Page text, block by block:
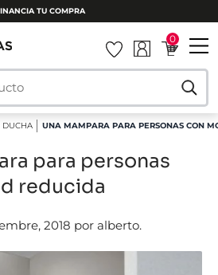
0
DUCHA UNA MAMPARA PARA PERSONAS CON
para personas
reducida
2018 por alberto.